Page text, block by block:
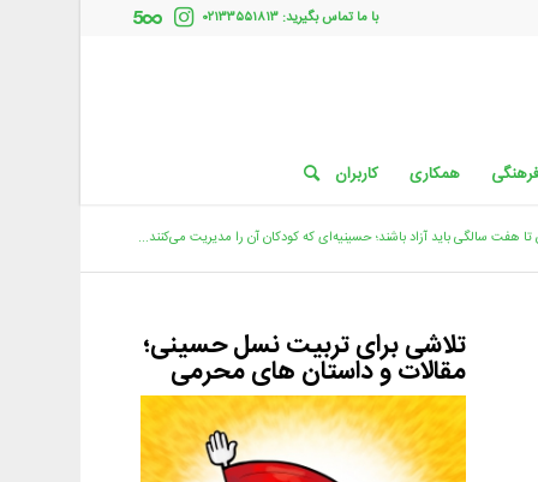
با ما تماس بگیرید: ۰۲۱۳۳۵۵۱۸۱۳
همکاری کاربران
تا هفت سالگی باید آزاد باشند؛ حسینیه‌ای که کودکان آن را مدیریت می‌کنند...
تلاشی برای تربیت نسل حسینی؛
مقالات و داستان های محرمی